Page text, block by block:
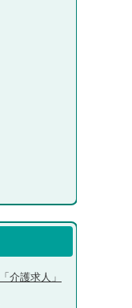
介護求人」